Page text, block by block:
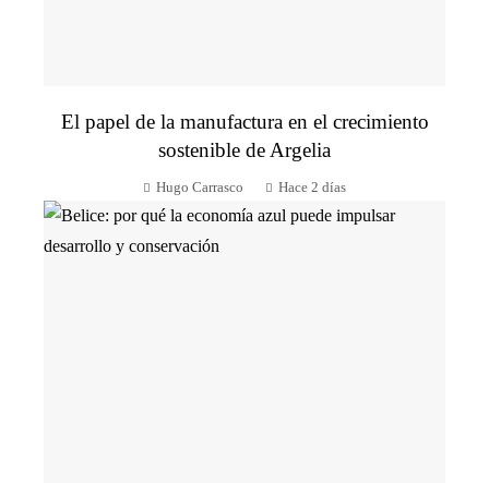
El papel de la manufactura en el crecimiento
sostenible de Argelia
Hugo Carrasco Hace 2 días